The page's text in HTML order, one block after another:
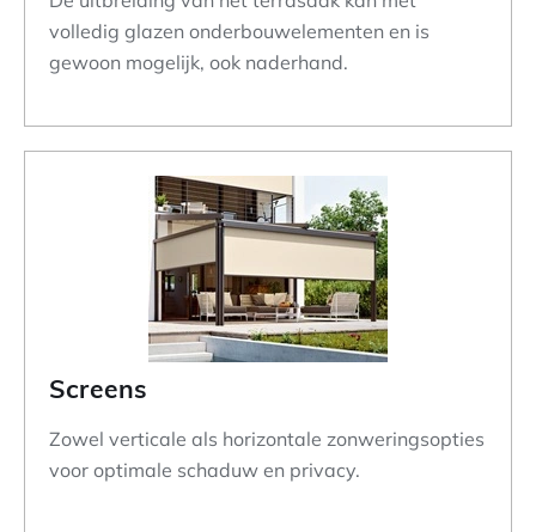
volledig glazen onderbouwelementen en is
gewoon mogelijk, ook naderhand.
Screens
Zowel verticale als horizontale zonweringsopties
voor optimale schaduw en privacy.